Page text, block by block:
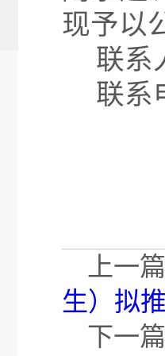
现予以
联系
联系
上一
生）拟
下一